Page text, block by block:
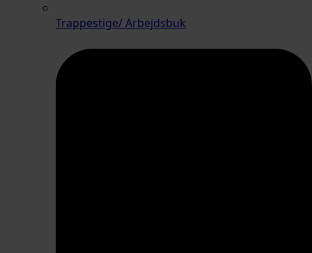
Trappestige/ Arbejdsbuk